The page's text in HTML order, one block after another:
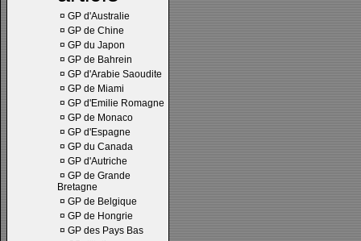
¤ GP d'Australie
¤ GP de Chine
¤ GP du Japon
¤ GP de Bahrein
¤ GP d'Arabie Saoudite
¤ GP de Miami
¤ GP d'Emilie Romagne
¤ GP de Monaco
¤ GP d'Espagne
¤ GP du Canada
¤ GP d'Autriche
¤ GP de Grande
Bretagne
¤ GP de Belgique
¤ GP de Hongrie
¤ GP des Pays Bas